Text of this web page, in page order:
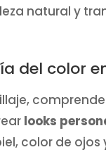
natural y
del color
looks
color de